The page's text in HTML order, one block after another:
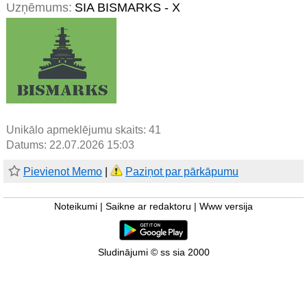
Uzņēmums: SIA BISMARKS - X
Unikālo apmeklējumu skaits: 41
Datums: 22.07.2026 15:03
Pievienot Memo Paziņot par pārkāpumu
Noteikumi Saikne ar redaktoru Www versija
Sludinājumi © ss sia 2000